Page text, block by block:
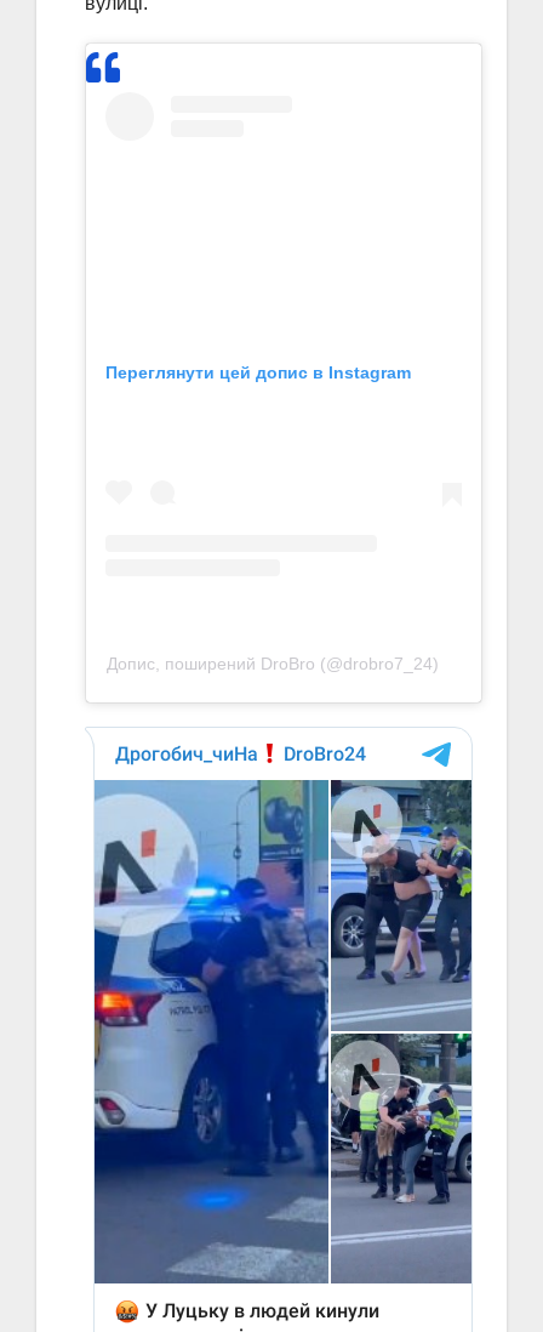
Переглянути цей допис в Instagram
Допис, поширений DroBro (@drobro7_24)